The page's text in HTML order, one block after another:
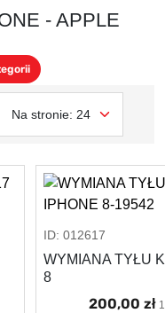
- APPLE
ID: 012617
WYMIANA TYŁU
8
200,00 zł